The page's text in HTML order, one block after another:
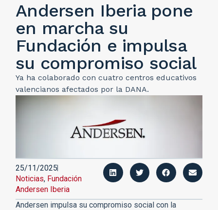
Andersen Iberia pone
en marcha su
Fundación e impulsa
su compromiso social
Ya ha colaborado con cuatro centros educativos
valencianos afectados por la DANA.
25/11/2025
Noticias, Fundación
Andersen Iberia
Andersen impulsa su compromiso social con la